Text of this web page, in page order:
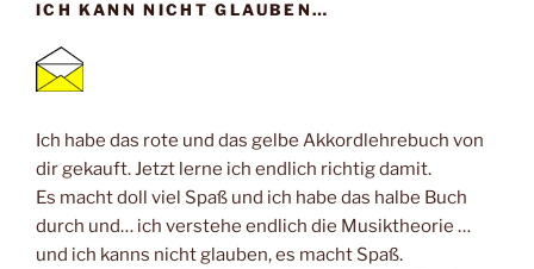
ICH KANN NICHT GLAUBEN…
Ich habe das rote und das gelbe Akkordlehrebuch von
dir gekauft. Jetzt lerne ich endlich richtig damit.
Es macht doll viel Spaß und ich habe das halbe Buch
durch und… ich verstehe endlich die Musiktheorie …
und ich kanns nicht glauben, es macht Spaß.